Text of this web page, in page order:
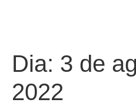
Dia: 3 de
2022